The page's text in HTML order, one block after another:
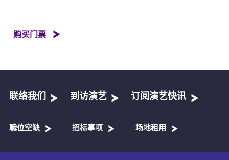
购买门票
联络我们 到访演艺 订阅演艺快讯
職位空缺 招标事项 场地租用